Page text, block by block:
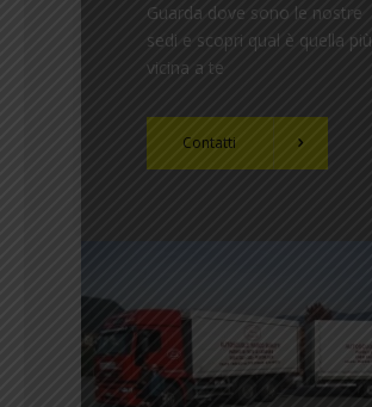
Guarda dove sono le nostre
sedi e scopri qual è quella più
vicina a te
Contatti